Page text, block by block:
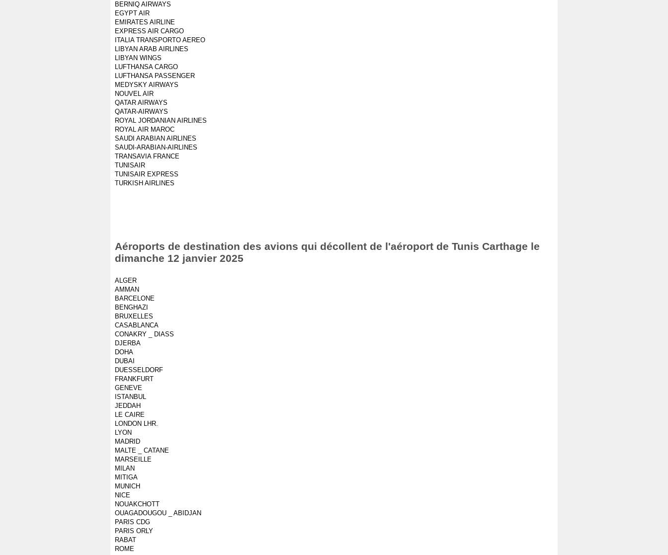
BERNIQ AIRWAYS
EGYPT AIR
EMIRATES AIRLINE
EXPRESS AIR CARGO
ITALIA TRANSPORTO AEREO
LIBYAN ARAB AIRLINES
LIBYAN WINGS
LUFTHANSA CARGO
LUFTHANSA PASSENGER
MEDYSKY AIRWAYS
NOUVEL AIR
QATAR AIRWAYS
QATAR-AIRWAYS
ROYAL JORDANIAN AIRLINES
ROYAL AIR MAROC
SAUDI ARABIAN AIRLINES
SAUDI-ARABIAN-AIRLINES
TRANSAVIA FRANCE
TUNISAIR
TUNISAIR EXPRESS
TURKISH AIRLINES
Aéroports de destination des avions qui décollent de l'aéroport de Tunis Carthage le
dimanche 12 janvier 2025
ALGER
AMMAN
BARCELONE
BENGHAZI
BRUXELLES
CASABLANCA
CONAKRY _ DIASS
DJERBA
DOHA
DUBAI
DUESSELDORF
FRANKFURT
GENEVE
ISTANBUL
JEDDAH
LE CAIRE
LONDON LHR.
LYON
MADRID
MALTE _ CATANE
MARSEILLE
MILAN
MITIGA
MUNICH
NICE
NOUAKCHOTT
OUAGADOUGOU _ ABIDJAN
PARIS CDG
PARIS ORLY
RABAT
ROME